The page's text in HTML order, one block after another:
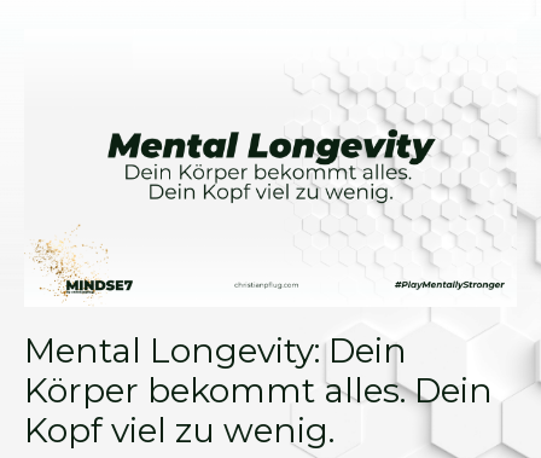
Mental Longevity: Dein
Körper bekommt alles. Dein
Kopf viel zu wenig.